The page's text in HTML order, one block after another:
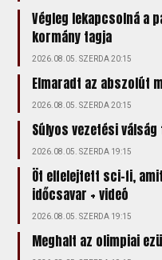
Végleg lekapcsolná a
kormány tagja
2026.08.05. SZERDA 20:15
Elmaradt az abszolút
2026.08.05. SZERDA 20:15
Súlyos vezetési
2026.08.05. SZERDA 19:15
Öt elfelejtett sci-fi,
időcsavar + videó
2026.08.05. SZERDA 19:15
Meghalt az olimpiai